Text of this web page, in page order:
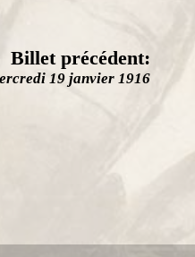
Billet précédent:
19 janvier 1916